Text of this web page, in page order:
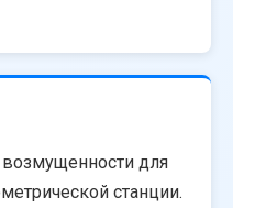
возмущенности для
станции.